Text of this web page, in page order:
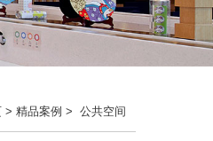
> 精品案例 > 公共空间